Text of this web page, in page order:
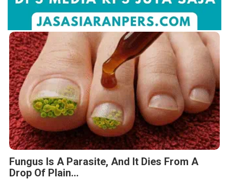
Fungus Is A Parasite, And It Dies From A
Drop Of Plain...